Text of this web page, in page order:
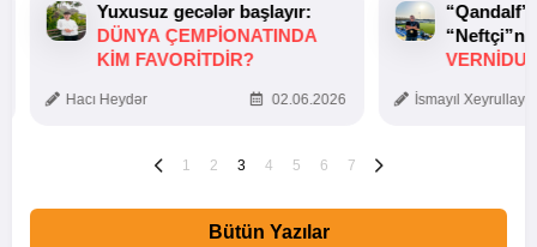
Yuxusuz gecələr başlayır:
DÜNYA ÇEMPIONATINDA
KIM FAVORITDIR?
Hacı Heydər 02.06.2026 İsmayıl
1 2 3 4 5 6 7
Bütün Yazılar